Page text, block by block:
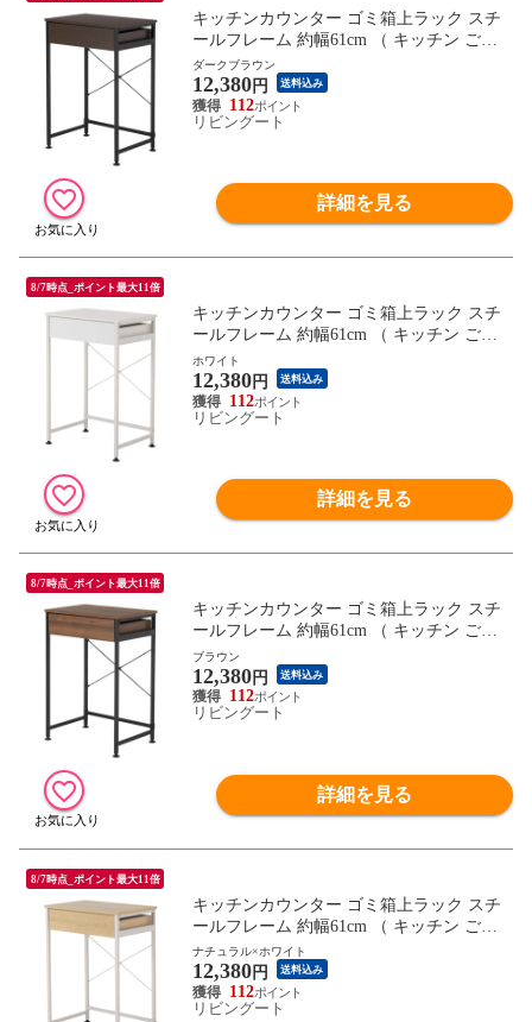
キッチンカウンター ゴミ箱上ラック スチ
ールフレーム 約幅61cm （ キッチン ごみ
箱上 ラック 収納 カウンター 棚 引出し キ
ッチンラック スチール ごみ箱上収納 ダス
トボックス 作業台 省スペース ） 【ダーク
ブラウン】
ダークブラウン
12,380円 送料込み
112
リビングート
詳細を見る
8/7時点_ポイント最大11倍
キッチンカウンター ゴミ箱上ラック スチ
ールフレーム 約幅61cm （ キッチン ごみ
箱上 ラック 収納 カウンター 棚 引出し キ
ッチンラック スチール ごみ箱上収納 ダス
トボックス 作業台 省スペース ） 【ホワイ
ト】
ホワイト
12,380円 送料込み
112
リビングート
詳細を見る
8/7時点_ポイント最大11倍
キッチンカウンター ゴミ箱上ラック スチ
ールフレーム 約幅61cm （ キッチン ごみ
箱上 ラック 収納 カウンター 棚 引出し キ
ッチンラック スチール ごみ箱上収納 ダス
トボックス 作業台 省スペース ） 【ブラウ
ン】
ブラウン
12,380円 送料込み
112
リビングート
詳細を見る
8/7時点_ポイント最大11倍
キッチンカウンター ゴミ箱上ラック スチ
ールフレーム 約幅61cm （ キッチン ごみ
箱上 ラック 収納 カウンター 棚 引出し キ
ッチンラック スチール ごみ箱上収納 ダス
トボックス 作業台 省スペース ） 【ナチュ
ラル×ホワイト】
ナチュラル×ホワイト
12,380円 送料込み
112
リビングート